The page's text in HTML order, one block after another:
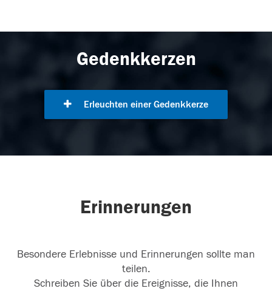
Gedenkkerzen
Erleuchten einer Gedenkkerze
Erinnerungen
Besondere Erlebnisse und Erinnerungen sollte man
teilen.
Schreiben Sie über die Ereignisse, die Ihnen